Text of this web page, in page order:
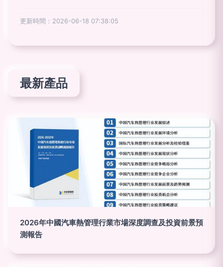
更新時間：2026-06-18 07:38:05
最新產品
2026年中國汽車熱管理行業市場深度調查及投資前景預
測報告